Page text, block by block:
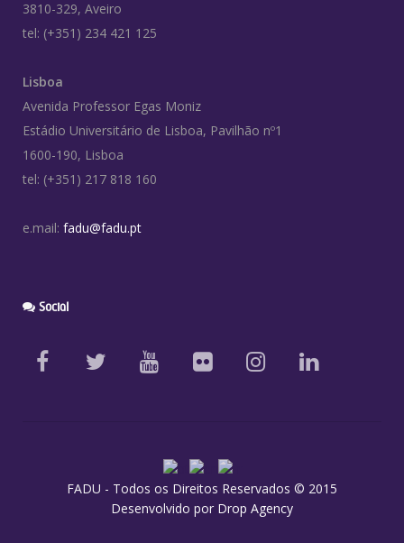
3810-329, Aveiro
tel: (+351) 234 421 125
Lisboa
Avenida Professor Egas Moniz
Estádio Universitário de Lisboa, Pavilhão nº1
1600-190, Lisboa
tel: (+351) 217 818 160
e.mail: fadu@fadu.pt
Social
FADU - Todos os Direitos Reservados © 2015
Desenvolvido por Drop Agency